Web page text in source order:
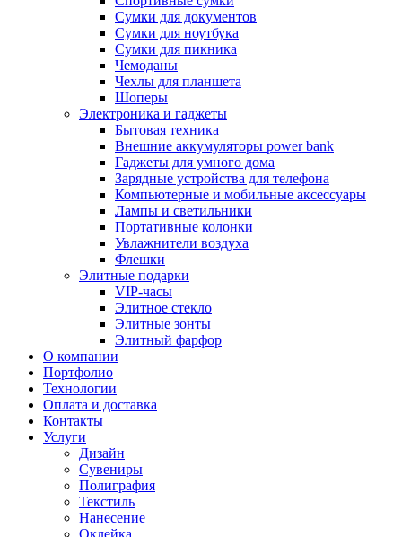
Сумки для документов
Сумки для ноутбука
Сумки для пикника
Чемоданы
Чехлы для планшета
Шоперы
Электроника и гаджеты
Бытовая техника
Внешние аккумуляторы power bank
Гаджеты для умного дома
Зарядные устройства для телефона
Компьютерные и мобильные аксессуары
Лампы и светильники
Портативные колонки
Увлажнители воздуха
Флешки
Элитные подарки
VIP-часы
Элитное стекло
Элитные зонты
Элитный фарфор
О компании
Портфолио
Технологии
Оплата и доставка
Контакты
Услуги
Дизайн
Сувениры
Полиграфия
Текстиль
Нанесение
Оклейка